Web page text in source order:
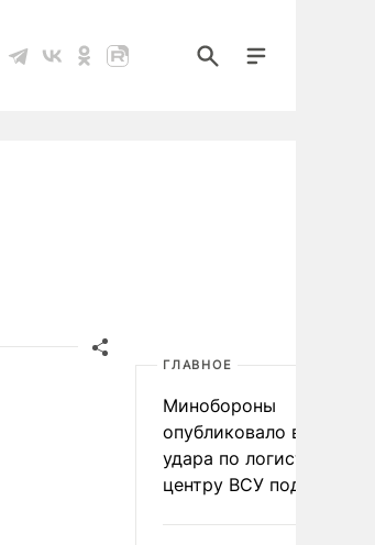
ГЛАВНОЕ
Минобороны
опубликовало видео
удара по
центру ВСУ под Киевом